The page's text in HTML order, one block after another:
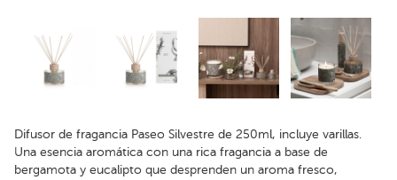
Difusor de fragancia Paseo Silvestre de 250ml, incluye varillas.
Una esencia aromática con una rica fragancia a base de
bergamota y eucalipto que desprenden un aroma fresco,